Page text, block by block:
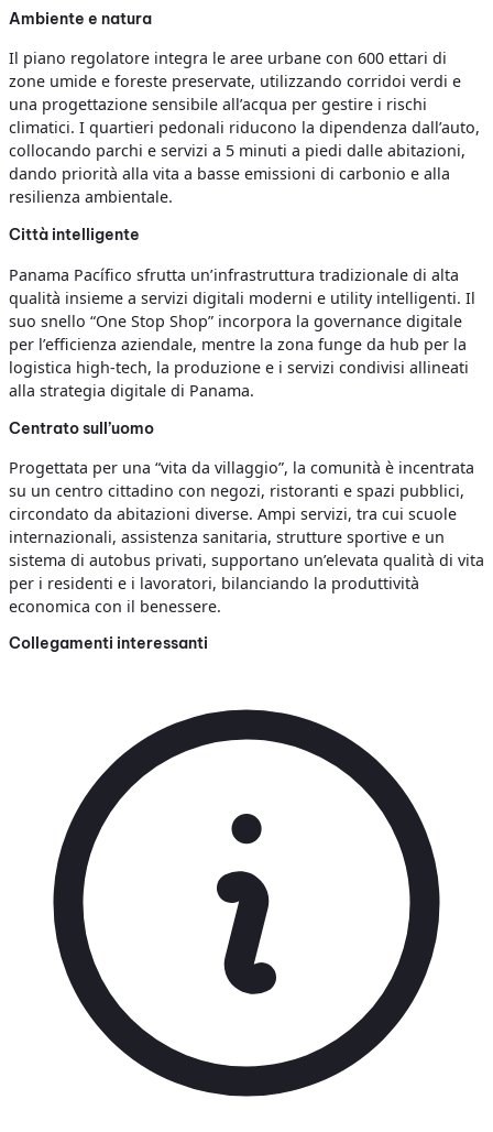
Ambiente e natura
Il piano regolatore integra le aree urbane con 600 ettari di
zone umide e foreste preservate, utilizzando corridoi verdi e
una progettazione sensibile all’acqua per gestire i rischi
climatici. I quartieri pedonali riducono la dipendenza dall’auto,
collocando parchi e servizi a 5 minuti a piedi dalle abitazioni,
dando priorità alla vita a basse emissioni di carbonio e alla
resilienza ambientale.
Città intelligente
Panama Pacífico sfrutta un’infrastruttura tradizionale di alta
qualità insieme a servizi digitali moderni e utility intelligenti. Il
suo snello “One Stop Shop” incorpora la governance digitale
per l’efficienza aziendale, mentre la zona funge da hub per la
logistica high-tech, la produzione e i servizi condivisi allineati
alla strategia digitale di Panama.
Centrato sull’uomo
Progettata per una “vita da villaggio”, la comunità è incentrata
su un centro cittadino con negozi, ristoranti e spazi pubblici,
circondato da abitazioni diverse. Ampi servizi, tra cui scuole
internazionali, assistenza sanitaria, strutture sportive e un
sistema di autobus privati, supportano un’elevata qualità di vita
per i residenti e i lavoratori, bilanciando la produttività
economica con il benessere.
Collegamenti interessanti